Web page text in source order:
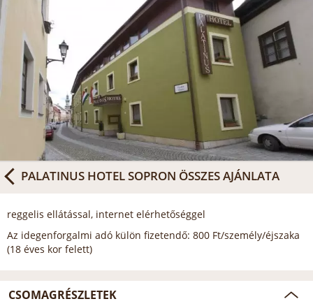
PALATINUS HOTEL SOPRON ÖSSZES AJÁNLATA
reggelis ellátással, internet elérhetőséggel
Az idegenforgalmi adó külön fizetendő: 800 Ft/személy/éjszaka
(18 éves kor felett)
CSOMAGRÉSZLETEK